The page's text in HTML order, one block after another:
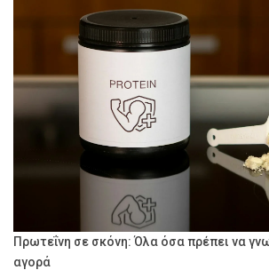
Πρωτεΐνη σε σκόνη: Όλα όσα πρέπει να
αγορά